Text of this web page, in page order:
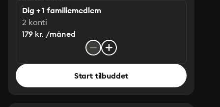
Dig + 1 familiemedlem
2 konti
179 kr. /måned
Start tilbuddet